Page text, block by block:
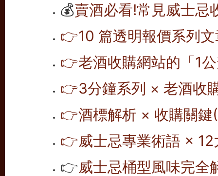
💰賣酒必看!常見威士忌
👉10 篇透明報價系列
👉老酒收購網站的「1
👉3分鐘系列 × 老酒收
👉酒標解析 × 收購關鍵
👉威士忌專業術語 ×
👉威士忌桶型風味完全